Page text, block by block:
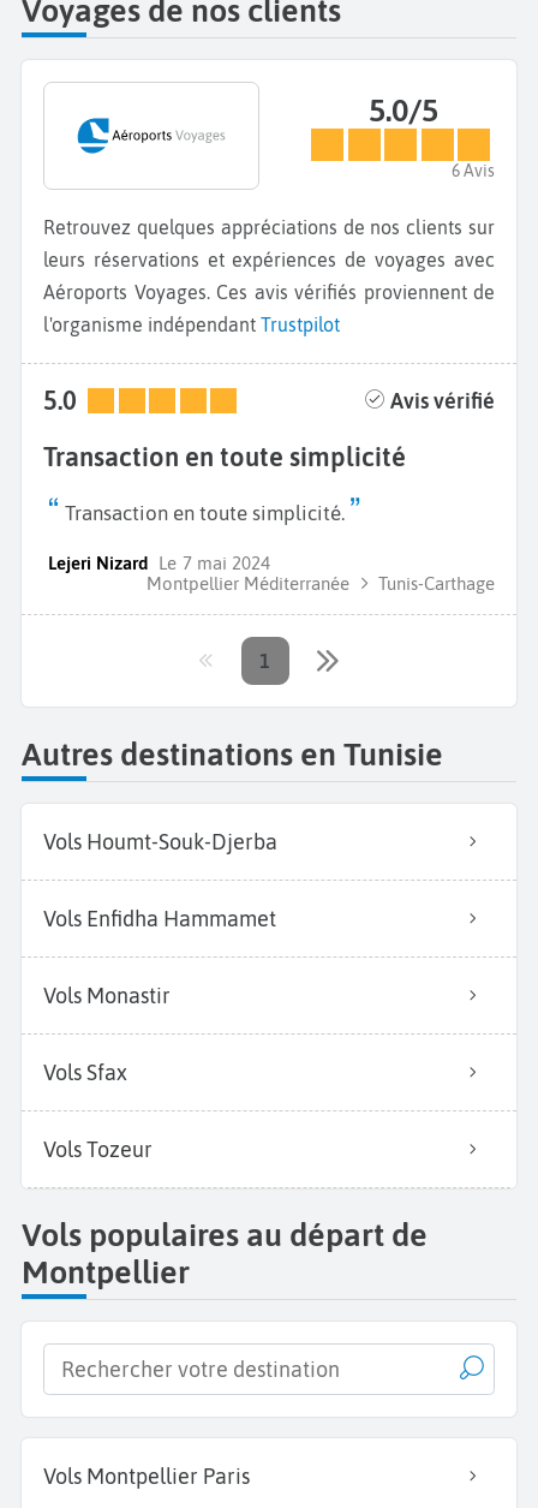
Voyages de nos clients
5.0/5
6 Avis
Retrouvez quelques appréciations de nos clients sur
leurs réservations et expériences de voyages avec
Aéroports Voyages. Ces avis vérifiés proviennent de
l'organisme indépendant Trustpilot
5.0 Avis vérifié
Transaction en toute simplicité
Transaction en toute simplicité.
Lejeri Nizard Le 7 mai 2024
Montpellier Méditerranée
Tunis-Carthage
1
Autres destinations en Tunisie
Vols Houmt-Souk-Djerba
Vols Enfidha Hammamet
Vols Monastir
Vols Sfax
Vols Tozeur
Vols populaires au départ de
Montpellier
Vols Montpellier Paris